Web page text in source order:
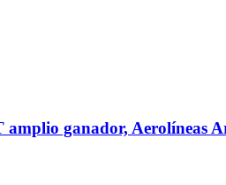
ganador, Aerolíneas